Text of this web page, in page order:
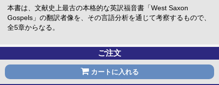
本書は、文献史上最古の本格的な英訳福音書「West Saxon
Gospels」の翻訳者像を、その言語分析を通じて考察するもので、
全5章からなる。
ご注文
カートに入れる